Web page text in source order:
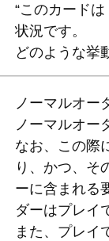
“このカード
状況です。
どのような挙
ノーマルオー
ノーマルオー
なお、この際
り、かつ、そ
ーに含まれる
ダーはプレイ
また、プレイ